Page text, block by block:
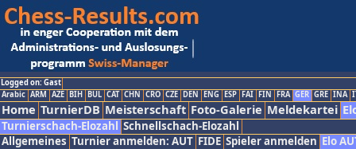
Logged on: Gast
Arabic ARM AZE BIH BUL CAT CHN CRO CZE DEN ENG ESP FAI FIN FRA GER GRE INA
Home TurnierDB Meisterschaft Foto-Galerie Meldekartei
Turnierschach-Elozahl Schnellschach-Elozahl
Allgemeines Turnier anmelden: AUT FIDE Spieler anmelden Elo